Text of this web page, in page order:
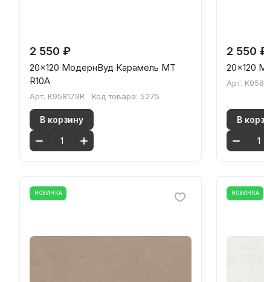
2 550 ₽
20x120 МодернВуд Карамель МТ
R10A
Арт. K958179R Код товара: 5275
В корзину
2 550
20x120
Арт.
В
НОВИНКА НОВИНКА